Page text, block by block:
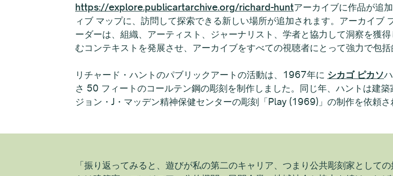
https://explore.publicartarchive.org/richard-huntアーカイブに作品が追
ィブ マップに、訪問して探索できる新しい場所が追加されます。アーカイブ
ーダーは、組織、アーティスト、ジャーナリスト、学者と協力して洞察を獲
むコンテキストを発展させ、アーカイブをすべての視聴者にとって強力で包
リチャード・ハントのパブリックアートの活動は、1967年に シカゴ ピカソ
さ 50 フィートのコールテン鋼の彫刻を制作しました。同じ年、ハントは建
ジョン・J・マッデン精神保健センターの彫刻「Play (1969)」の制作を依頼さ
「振り返ってみると、遊びが私の第二のキャリア、つまり公共彫刻家として